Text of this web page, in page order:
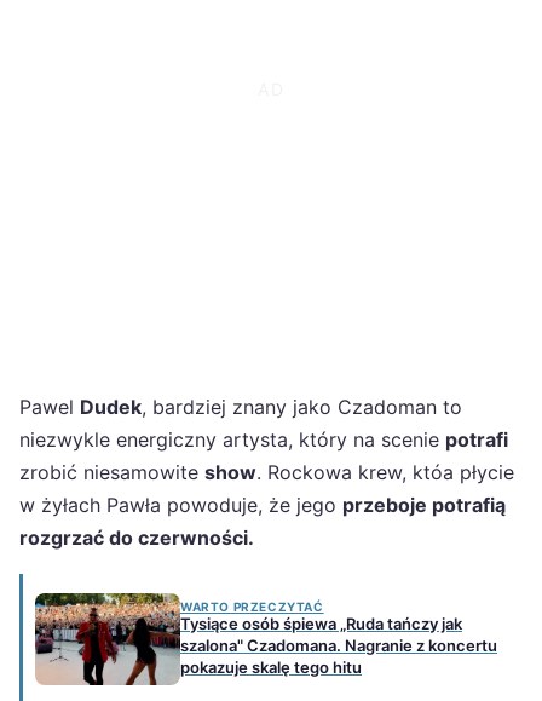
Pawel Dudek, bardziej znany jako Czadoman to
niezwykle energiczny artysta, który na scenie potrafi
zrobić niesamowite show. Rockowa krew, któa płycie
w żyłach Pawła powoduje, że jego przeboje potrafią
rozgrzać do czerwności.
WARTO PRZECZYTAĆ
Tysiące osób śpiewa „Ruda tańczy jak
szalona" Czadomana. Nagranie z koncertu
pokazuje skalę tego hitu